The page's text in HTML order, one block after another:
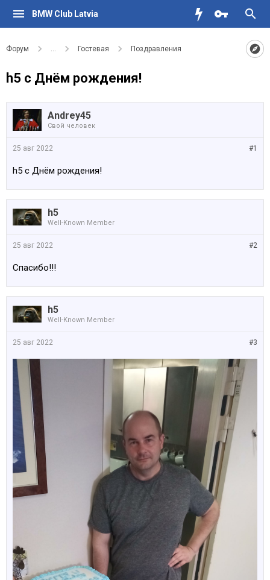
BMW Club Latvia
Форум ... Гостевая Поздравления
h5 с Днём рождения!
Andrey45
Свой человек
#1
25 авг 2022
h5 с Днём рождения!
h5
Well-Known Member
#2
25 авг 2022
Спасибо!!!
h5
Well-Known Member
#3
25 авг 2022